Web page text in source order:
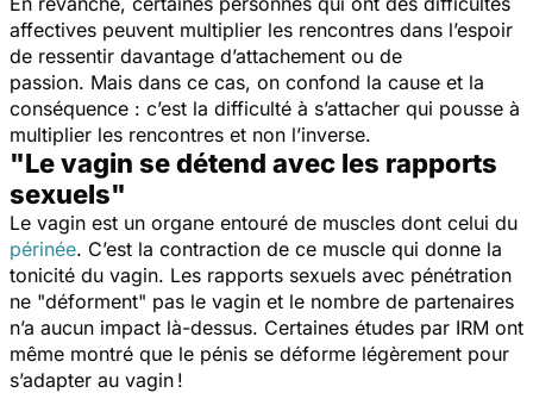
affectives peuvent multiplier les rencontres dans l’espoir
de ressentir davantage d’attachement ou de
passion. Mais dans ce cas, on confond la cause et la
conséquence : c’est la difficulté à s’attacher qui pousse à
multiplier les rencontres et non l’inverse.
"Le vagin se détend avec les rapports
sexuels"
Le vagin est un organe entouré de muscles dont celui du
périnée. C’est la contraction de ce muscle qui donne la
tonicité du vagin. Les rapports sexuels avec pénétration
ne "déforment" pas le vagin et le nombre de partenaires
n’a aucun impact là-dessus. Certaines études par IRM ont
même montré que le pénis se déforme légèrement pour
s’adapter au vagin !